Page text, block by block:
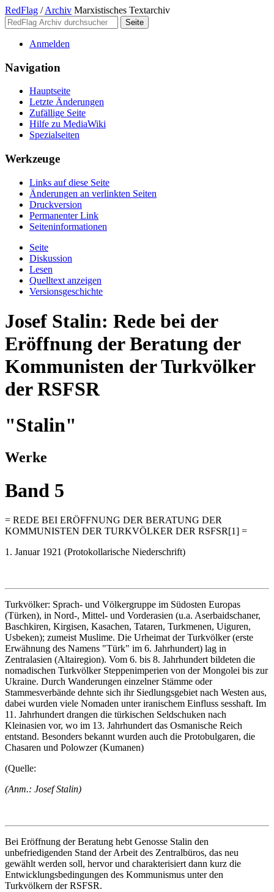
RedFlag / Archiv Marxistisches Textarchiv
Anmelden
Navigation
Hauptseite
Letzte Änderungen
Zufällige Seite
Hilfe zu MediaWiki
Spezialseiten
Werkzeuge
Links auf diese Seite
Änderungen an verlinkten Seiten
Druckversion
Permanenter Link
Seiten­­informationen
Seite
Diskussion
Lesen
Quelltext anzeigen
Versionsgeschichte
Josef Stalin: Rede bei der
Eröffnung der Beratung der
Kommunisten der Turkvölker
der RSFSR
"Stalin"
Werke
Band 5
= REDE BEI ERÖFFNUNG DER BERATUNG DER
KOMMUNISTEN DER TURKVÖLKER DER RSFSR[1] =
1. Januar 1921 (Protokollarische Niederschrift)
Turkvölker: Sprach- und Völkergruppe im Südosten Europas
(Türken), in Nord-, Mittel- und Vorderasien (u.a. Aserbaidschaner,
Baschkiren, Kirgisen, Kasachen, Tataren, Turkmenen, Uiguren,
Usbeken); zumeist Muslime. Die Urheimat der Turkvölker (erste
Erwähnung des Namens "Türk" im 6. Jahrhundert) lag in
Zentralasien (Altairegion). Vom 6. bis 8. Jahrhundert bildeten die
nomadischen Turkvölker Steppenimperien von der Mongolei bis zur
Ukraine. Durch Wanderungen einzelner Stämme oder
Stammesverbände dehnte sich ihr Siedlungsgebiet nach Westen aus,
dabei wurden viele Nomaden unter iranischem Einfluss sesshaft. Im
11. Jahrhundert drangen die türkischen Seldschuken nach
Kleinasien vor, wo im 13. Jahrhundert das Osmanische Reich
entstand. Besonders bekannt wurden auch die Protobulgaren, die
Chasaren und Polowzer (Kumanen)
(Quelle:
(Anm.: Josef Stalin)
Bei Eröffnung der Beratung hebt Genosse Stalin den
unbefriedigenden Stand der Arbeit des Zentralbüros, das neu
gewählt werden soll, hervor und charakterisiert dann kurz die
Entwicklungsbedingungen des Kommunismus unter den
Turkvölkern der RSFSR.